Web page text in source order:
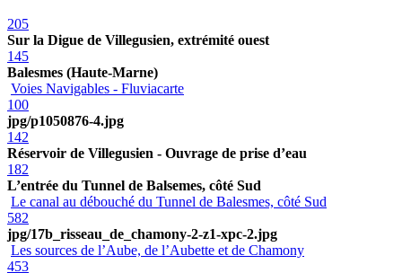
205
Sur la Digue de Villegusien, extrémité ouest
145
Balesmes (Haute-Marne)
Voies Navigables - Fluviacarte
100
jpg/p1050876-4.jpg
142
Réservoir de Villegusien - Ouvrage de prise d’eau
182
L’entrée du Tunnel de Balsemes, côté Sud
Le canal au débouché du Tunnel de Balesmes, côté Sud
582
jpg/17b_risseau_de_chamony-2-z1-xpc-2.jpg
Les sources de l’Aube, de l’Aubette et de Chamony
453